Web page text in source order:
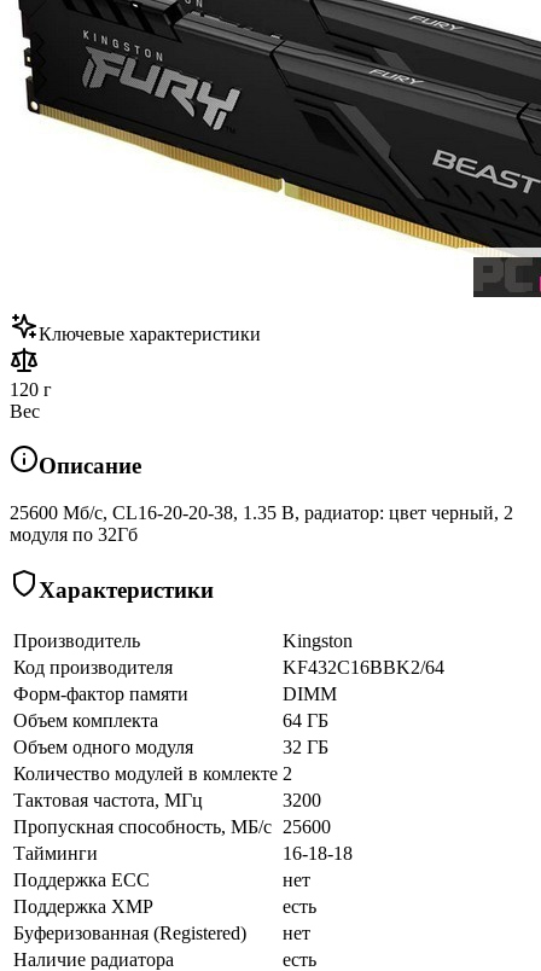
Ключевые характеристики
120 г
Вес
Описание
25600 Мб/с, CL16-20-20-38, 1.35 В, радиатор: цвет черный, 2
модуля по 32Гб
Характеристики
Производитель
Kingston
Код производителя
KF432C16BBK2/64
Форм-фактор памяти
DIMM
Объем комплекта
64 ГБ
Объем одного модуля
32 ГБ
Количество модулей в комлекте 2
Тактовая частота, МГц
3200
Пропускная способность, МБ/с 25600
Тайминги
16-18-18
Поддержка ECC
нет
Поддержка XMP
есть
Буферизованная (Registered)
нет
Наличие радиатора
есть